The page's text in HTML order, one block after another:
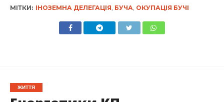
МІТКИ: ІНОЗЕМНА ДЕЛЕГАЦІЯ, БУЧА, ОКУПАЦІЯ БУЧІ
ЖИТТЯ